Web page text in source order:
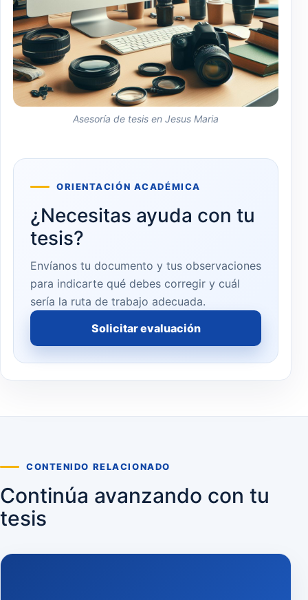
Asesoría de tesis en Jesus Maria
ORIENTACIÓN ACADÉMICA
¿Necesitas ayuda con tu
tesis?
Envíanos tu documento y tus observaciones
para indicarte qué debes corregir y cuál
sería la ruta de trabajo adecuada.
Solicitar evaluación
CONTENIDO RELACIONADO
Continúa avanzando con tu
tesis